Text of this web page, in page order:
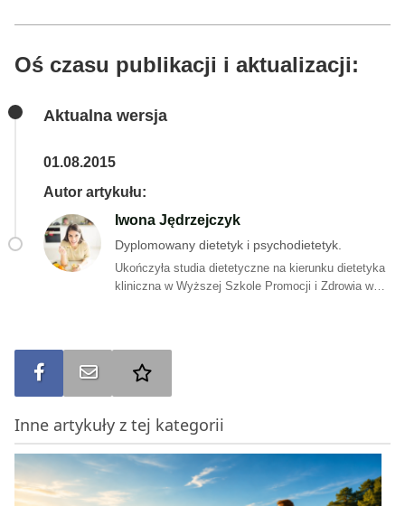
Oś czasu publikacji i aktualizacji:
Aktualna wersja
01.08.2015
Autor artykułu:
Iwona Jędrzejczyk
Dyplomowany dietetyk i psychodietetyk.
Ukończyła studia dietetyczne na kierunku dietetyka
kliniczna w Wyższej Szkole Promocji i Zdrowia w
na Uniwersytecie SWPS. Za cel obrała sobie pomoc
w budowaniu trwałych i prozdrowotnych nawyków
zmiany zachowań żywieniowych.
Udostępnij na FBWyślij na e-mail
Inne artykuły z tej kategorii